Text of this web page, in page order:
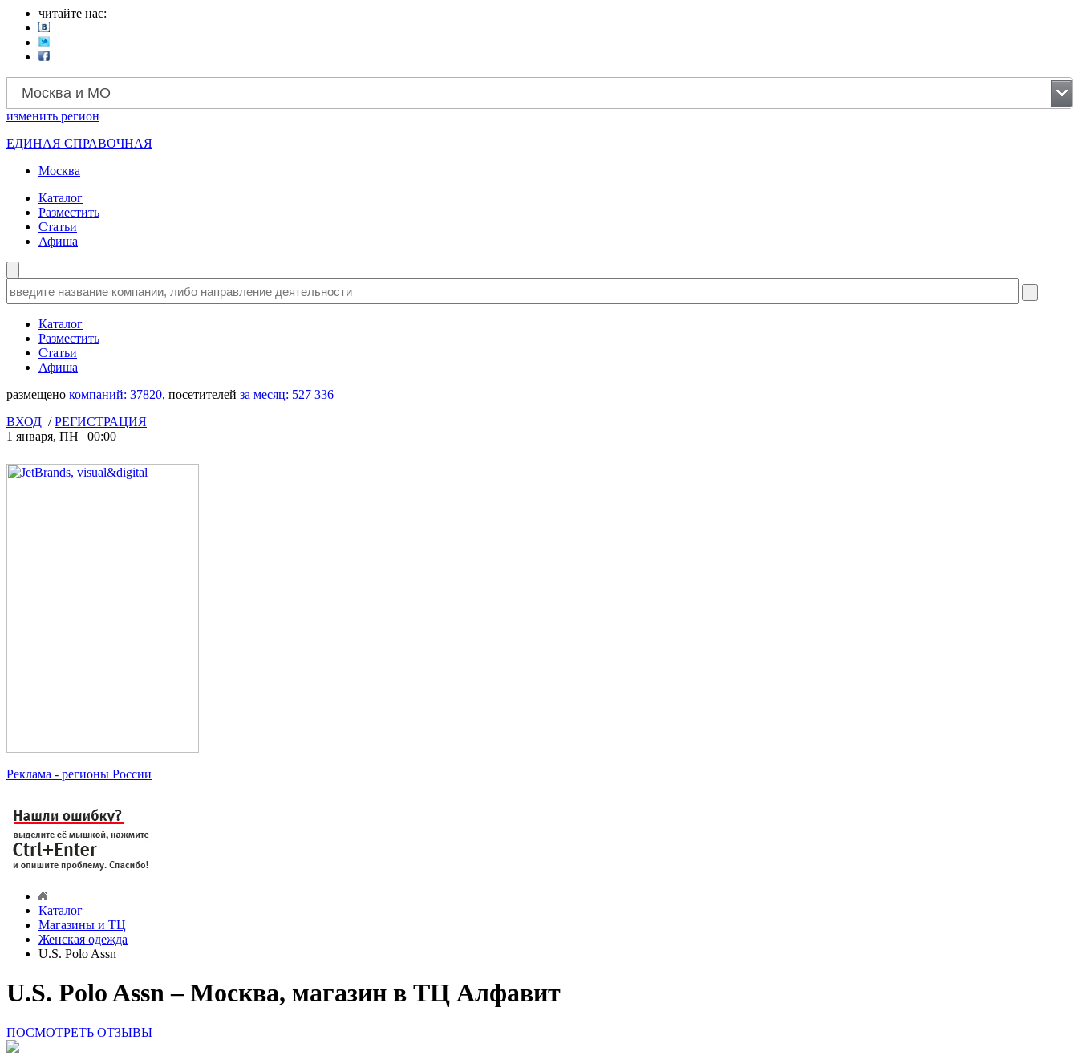
читайте нас:
Москва и МО
изменить регион
ЕДИНАЯ СПРАВОЧНАЯ
Москва
Каталог
Разместить
Статьи
Афиша
Каталог
Разместить
Статьи
Афиша
размещено компаний: 37820, посетителей за месяц: 527 336
ВХОД /РЕГИСТРАЦИЯ
1 января, ПН | 00:00
Реклама - регионы России
Каталог
Магазины и ТЦ
Женская одежда
U.S. Polo Assn
U.S. Polo Assn – Москва, магазин в ТЦ Алфавит
ПОСМОТРЕТЬ ОТЗЫВЫ